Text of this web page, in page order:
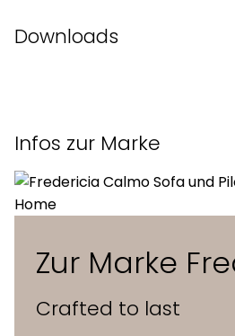
Gestell
100 % biogen,
Gleiter mit
Downloads
Infos zur Marke
Zur Marke
Crafted to last